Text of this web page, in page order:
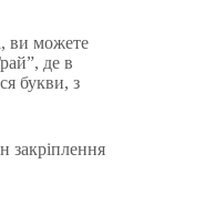
ви можете
де в
букви, з
закріплення